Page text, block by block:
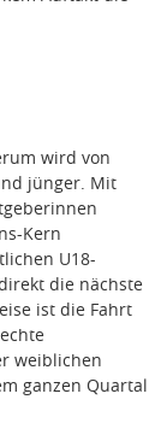
wird von
jünger. Mit
Kern
U18-
die nächste
ist die Fahrt
weiblichen
ganzen Quartal